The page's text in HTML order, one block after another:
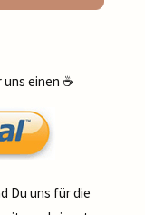
einen ☕
Du uns für die